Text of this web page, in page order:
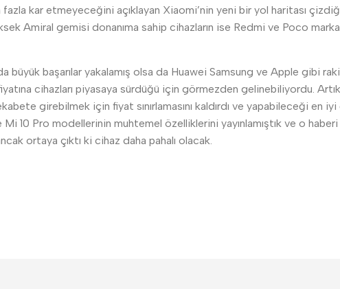
fazla kar etmeyeceğini açıklayan Xiaomi’nin yeni bir yol haritası
Amiral gemisi donanıma sahip cihazların ise Redmi ve Poco
başarılar yakalamış olsa da Huawei Samsung ve Apple gibi
cihazları piyasaya sürdüğü için görmezden gelinebiliyordu.
girebilmek için fiyat sınırlamasını kaldırdı ve yapabileceği en
10 Pro modellerinin muhtemel özelliklerini yayınlamıştık ve o haberi
ortaya çıktı ki cihaz daha pahalı olacak.